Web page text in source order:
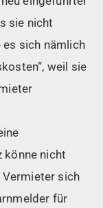
sie nicht
es sich nämlich
weil sie
könne nicht
sich
für